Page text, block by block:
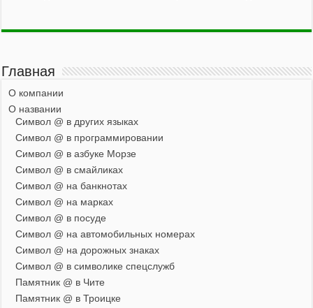
Главная
О компании
О названии
Символ @ в других языках
Символ @ в программировании
Символ @ в азбуке Морзе
Символ @ в смайликах
Символ @ на банкнотах
Символ @ на марках
Символ @ в посуде
Символ @ на автомобильных номерах
Символ @ на дорожных знаках
Символ @ в символике спецслужб
Памятник @ в Чите
Памятник @ в Троицке